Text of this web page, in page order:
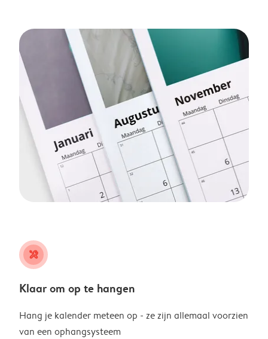
tools
Klaar om op te hangen
Hang je kalender meteen op - ze zijn allemaal voorzien
van een ophangsysteem